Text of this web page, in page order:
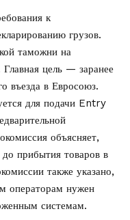
к
грузов.
таможни на
цель — заранее
въезда в Евросоюз.
для подачи Entry
объясняет,
прибытия товаров в
также указано,
операторам нужен
системам.